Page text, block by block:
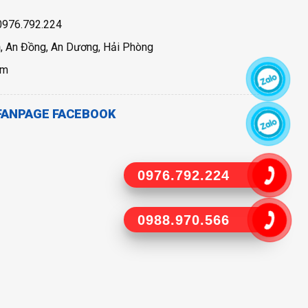
0976.792.224
0988.970.566
An Đồng, An Dương, Hải Phòng
FACEBOOK